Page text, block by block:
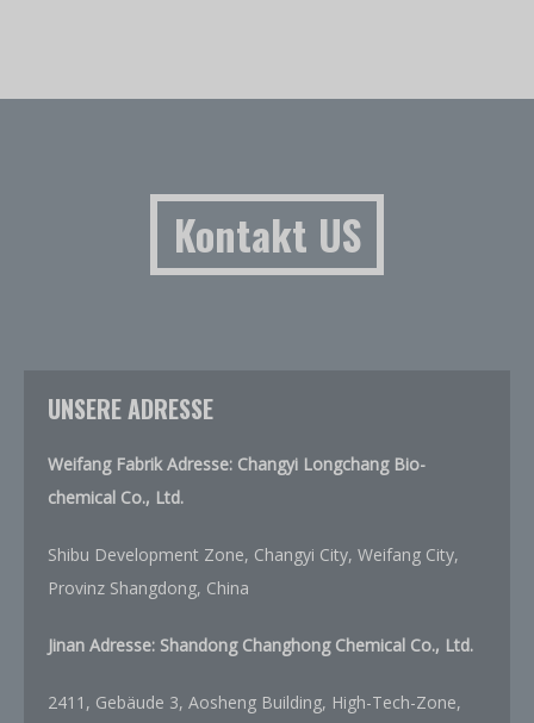
Kontakt US
UNSERE ADRESSE
Weifang Fabrik Adresse: Changyi Longchang Bio-
chemical Co., Ltd.
Shibu Development Zone, Changyi City, Weifang City,
Provinz Shangdong, China
Jinan Adresse: Shandong Changhong Chemical Co., Ltd.
2411, Gebäude 3, Aosheng Building, High-Tech-Zone,